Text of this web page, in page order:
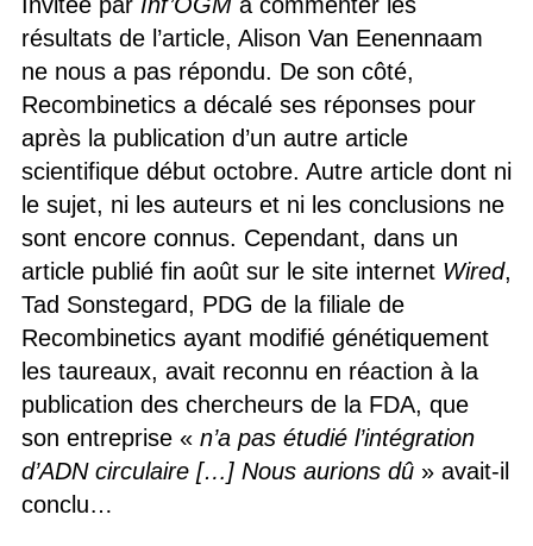
résultats de l’article, Alison Van Eenennaam
ne nous a pas répondu. De son côté,
Recombinetics a décalé ses réponses pour
après la publication d’un autre article
scientifique début octobre. Autre article dont ni
le sujet, ni les auteurs et ni les conclusions ne
sont encore connus. Cependant, dans un
article publié fin août sur le site internet Wired,
Tad Sonstegard, PDG de la filiale de
Recombinetics ayant modifié génétiquement
les taureaux, avait reconnu en réaction à la
publication des chercheurs de la FDA, que
son entreprise « n’a pas étudié l’intégration
d’ADN circulaire […] Nous aurions dû» avait-il
conclu…